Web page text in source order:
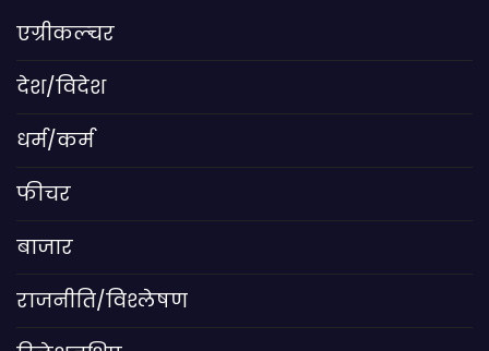
एग्रीकल्चर
देश/विदेश
धर्म/कर्म
फीचर
बाजार
राजनीति/विश्लेषण